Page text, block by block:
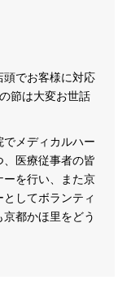
でお客様に対応
節は大変お世話
メディカルハー
医療従事者の皆
を行い、また京
してボランティ
都かほ里をどう